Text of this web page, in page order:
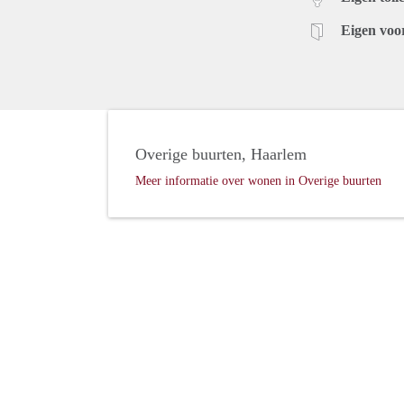
Eigen
Overige buurten, Haarlem
Meer informatie over wonen in Overige buurten